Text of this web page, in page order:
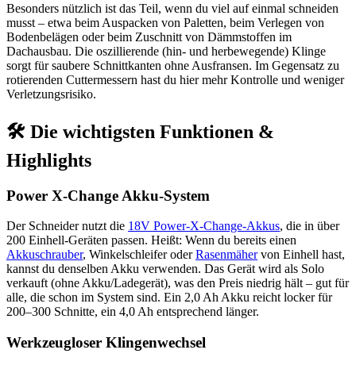
Besonders nützlich ist das Teil, wenn du viel auf einmal schneiden
musst – etwa beim Auspacken von Paletten, beim Verlegen von
Bodenbelägen oder beim Zuschnitt von Dämmstoffen im
Dachausbau. Die oszillierende (hin- und herbewegende) Klinge
sorgt für saubere Schnittkanten ohne Ausfransen. Im Gegensatz zu
rotierenden Cuttermessern hast du hier mehr Kontrolle und weniger
Verletzungsrisiko.
🛠 Die wichtigsten Funktionen &
Highlights
Power X-Change Akku-System
Der Schneider nutzt die 18V Power-X-Change-Akkus, die in über
200 Einhell-Geräten passen. Heißt: Wenn du bereits einen
Akkuschrauber, Winkelschleifer oderRasenmähervon Einhell hast,
kannst du denselben Akku verwenden. Das Gerät wird als Solo
verkauft (ohne Akku/Ladegerät), was den Preis niedrig hält – gut für
alle, die schon im System sind. Ein 2,0 Ah Akku reicht locker für
200–300 Schnitte, ein 4,0 Ah entsprechend länger.
Werkzeugloser Klingenwechsel